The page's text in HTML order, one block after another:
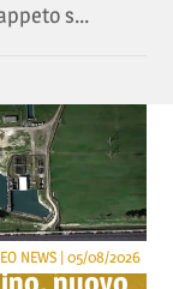
s...
NEWS | 05/08/2026